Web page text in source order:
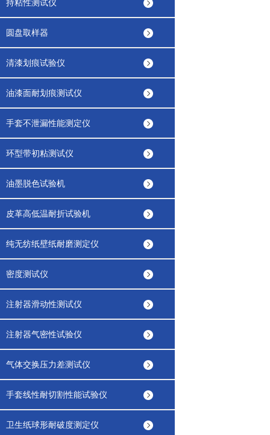
持粘性测试仪
圆盘取样器
清漆划痕试验仪
油漆面耐划痕测试仪
手套不泄漏性能测定仪
环型带初粘测试仪
油墨脱色试验机
皮革高低温耐折试验机
纯无纺纸壁纸耐磨测定仪
密度测试仪
注射器滑动性测试仪
注射器气密性试验仪
气体交换压力差测试仪
手套线性耐切割性能试验仪
卫生纸球形耐破度测定仪